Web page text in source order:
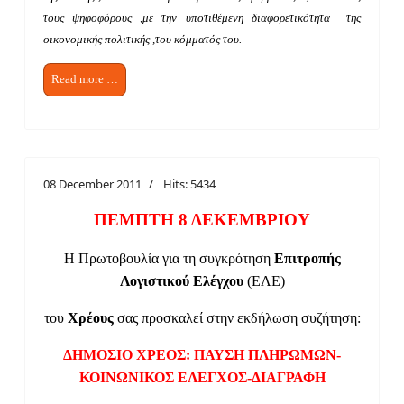
τους ψηφοφόρους ,με την υποτιθέμενη διαφορετικότητα της
οικονομικής πολιτικής ,του κόμματός του.
Read more …
08 December 2011 Hits: 5434
ΠΕΜΠΤΗ 8 ΔΕΚΕΜΒΡΙΟΥ
Η Πρωτοβουλία για τη συγκρότηση Επιτροπής
Λογιστικού Ελέγχου(ΕΛΕ)
του Χρέους σας προσκαλεί στην εκδήλωση συζήτηση:
ΔΗΜΟΣΙΟ ΧΡΕΟΣ: ΠΑΥΣΗ ΠΛΗΡΩΜΩΝ-
ΚΟΙΝΩΝΙΚΟΣ ΕΛΕΓΧΟΣ-ΔΙΑΓΡΑΦΗ